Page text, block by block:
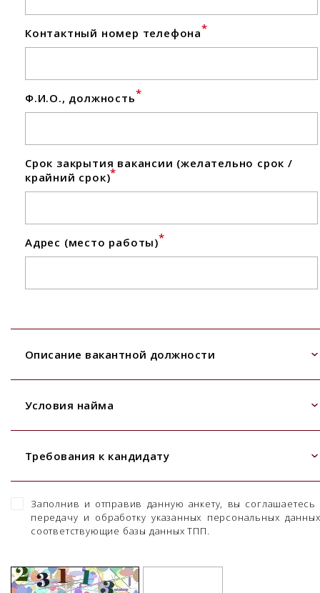
Контактный номер телефона*
Ф.И.О., должность*
Срок закрытия вакансии (желательно срок /
крайний срок)*
Адрес (место работы)*
Описание вакантной должности
Условия найма
Требования к кандидату
Заполнив и отправив данную анкету, вы соглашаетесь
передачу и обработку указанных персональных
соответствующие базы данных ТПП.